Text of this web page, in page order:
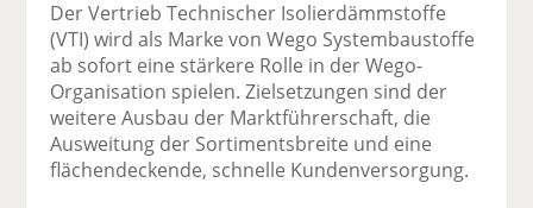
Der Vertrieb Technischer Isolierdämmstoffe
(VTI) wird als Marke von Wego Systembaustoffe
ab sofort eine stärkere Rolle in der Wego-
Organisation spielen. Zielsetzungen sind der
weitere Ausbau der Marktführerschaft, die
Ausweitung der Sortimentsbreite und eine
flächendeckende, schnelle Kundenversorgung.